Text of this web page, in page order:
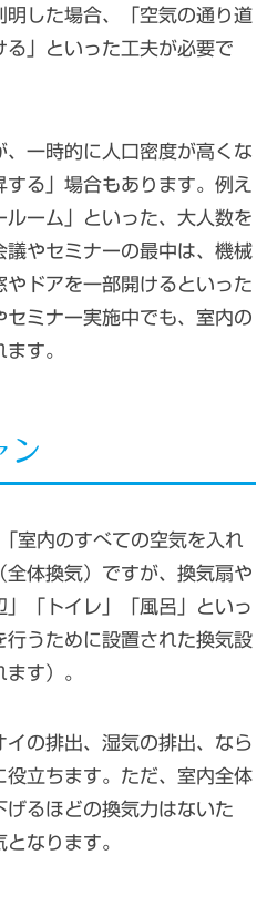
明した場合、「空気の通り道
」といった工夫が必要で
一時的に人口密度が高くな
る」場合もあります。例え
ーム」といった、大人数を
やセミナーの最中は、機械
ドアを一部開けるといった
ミナー実施中でも、室内の
す。
ン
室内のすべての空気を入れ
体換気）ですが、換気扇や
「トイレ」「風呂」といっ
行うために設置された換気設
す）。
の排出、湿気の排出、なら
役立ちます。ただ、室内全体
るほどの換気力はないた
なります。